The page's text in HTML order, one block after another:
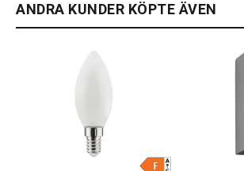
ANDRA KUNDER KÖPTE ÄVEN